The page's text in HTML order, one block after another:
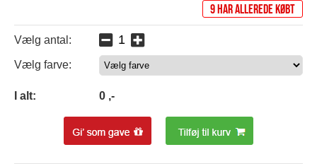
9 har allerede købt
Vælg antal:
Vælg farve:
I alt: 0 ,-